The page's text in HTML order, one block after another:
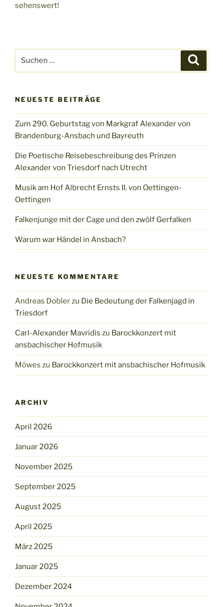
sehenswert!
nach:
NEUESTE BEITRÄGE
Zum 290. Geburtstag von Markgraf Alexander von
Brandenburg-Ansbach und Bayreuth
Die Poetische Reisebeschreibung des Prinzen
Alexander von Triesdorf nach Utrecht
Musik am Hof Albrecht Ernsts II. von Oettingen-
Oettingen
Falkenjunge mit der Cage und den zwölf Gerfalken
Warum war Händel in Ansbach?
NEUESTE KOMMENTARE
Andreas Doblerzu Die Bedeutung der Falkenjagd in
Triesdorf
Carl-Alexander Mavridis zu Barockkonzert mit
ansbachischer Hofmusik
Möwes zu Barockkonzert mit ansbachischer Hofmusik
ARCHIV
April 2026
Januar 2026
November 2025
September 2025
August 2025
April 2025
März 2025
Januar 2025
Dezember 2024